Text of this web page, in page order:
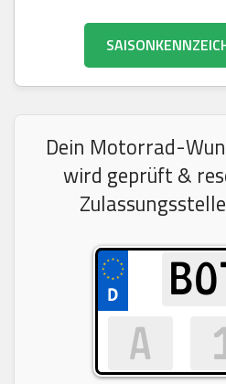
Dein Motorrad-
wird geprüft &